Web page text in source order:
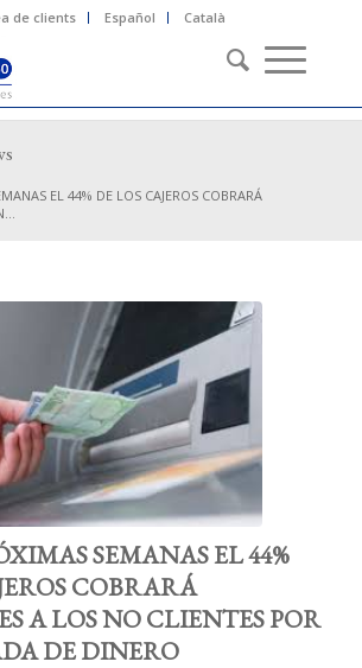
de clients Español Català
EL 44% DE LOS CAJEROS COBRARÁ
SEMANAS EL 44%
COBRARÁ
A LOS NO CLIENTES POR
DE DINERO